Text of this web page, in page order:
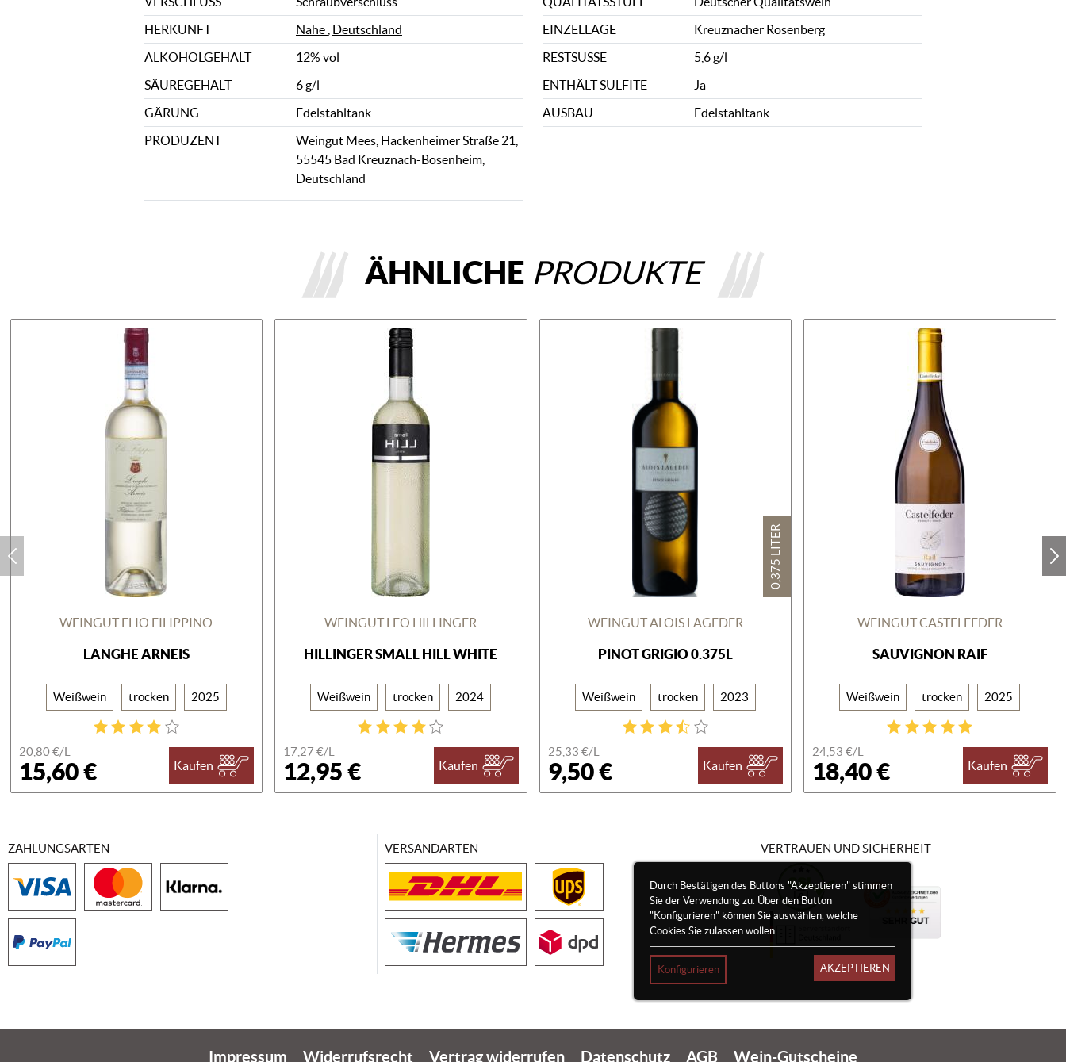
HERKUNFT
Nahe Deutschland EINZELLAGE
Kreuznacher Rosenberg
ALKOHOLGEHALT
12% vol RESTSÜSSE
5,6 g/l
SÄUREGEHALT
6 g/l ENTHÄLT SULFITE
Ja
GÄRUNG
Edelstahltank AUSBAU
Edelstahltank
PRODUZENT
Weingut Mees, Hackenheimer Straße 21,
55545 Bad Kreuznach-Bosenheim,
Deutschland
ÄHNLICHE PRODUKTE
WEINGUT ELIO FILIPPINO
LANGHE ARNEIS
Weißwein trocken 2025
20,80 €/L
15,60 € Kaufen
WEINGUT LEO HILLINGER
HILLINGER SMALL HILL WHITE
Weißwein trocken 2024
17,27 €/L
12,95 € Kaufen
0,375 LITER
WEINGUT ALOIS LAGEDER
PINOT GRIGIO 0.375L
Weißwein trocken 2023
25,33 €/L
9,50 € Kaufen
WEINGUT CASTELFEDER
SAUVIGNON RAIF
Weißwein trocken 2025
24,53 €/L
18,40 € Kaufen
Durch Bestätigen des Buttons "Akzeptieren" stimmen
Sie der Verwendung zu. Über den Button
"Konfigurieren" können Sie auswählen, welche
Cookies Sie zulassen wollen.
Konfigurieren AKZEPTIEREN
ZAHLUNGSARTEN VERSANDARTEN VERTRAUEN UND SICHERHEIT
Impressum Widerrufsrecht Vertrag widerrufen Datenschutz AGB Wein-Gutscheine